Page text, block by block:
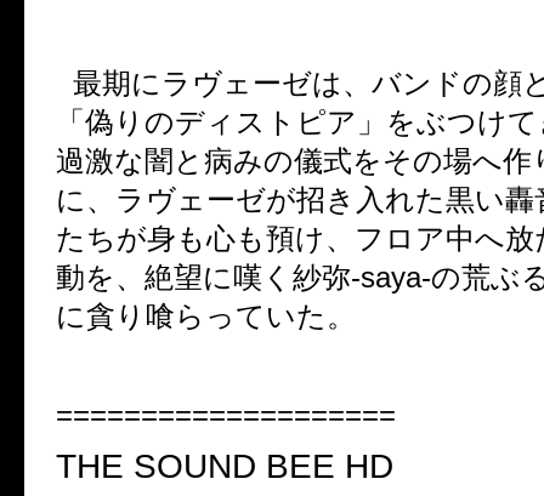
最期にラヴェーゼは、バンドの顔
「偽りのディストピア」をぶつけ
過激な闇と病みの儀式をその場へ作
に、ラヴェーゼが招き入れた黒い轟
たちが身も心も預け、フロア中へ
動を、絶望に嘆く紗弥-saya-の荒ぶ
に貪り喰らっていた。
====================
THE SOUND BEE HD